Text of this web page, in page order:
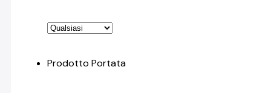
Prodotto Portata